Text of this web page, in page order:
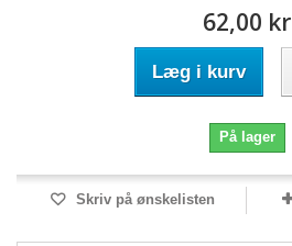
62,00 kr
Læg i kurv
På lager
Skriv på ønskelisten